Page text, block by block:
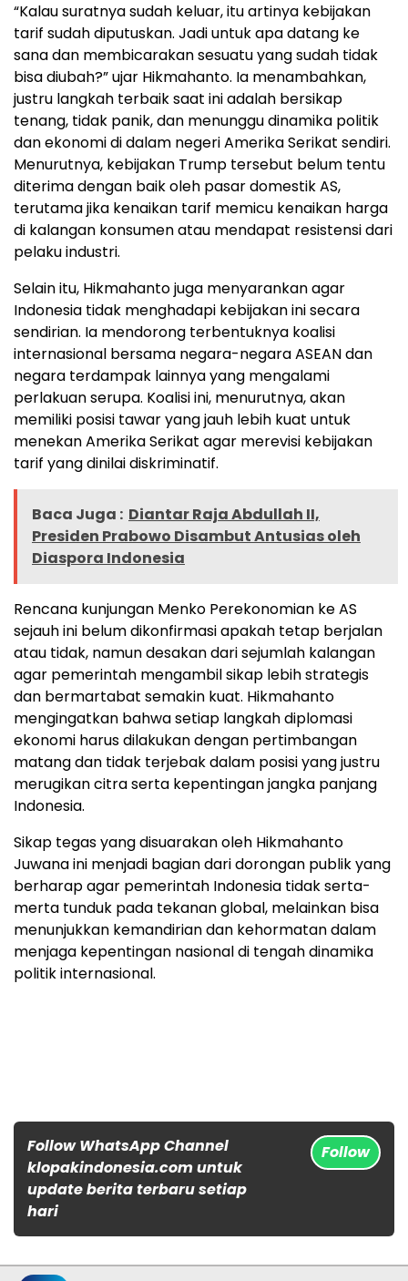
“Kalau suratnya sudah keluar, itu artinya kebijakan
tarif sudah diputuskan. Jadi untuk apa datang ke
sana dan membicarakan sesuatu yang sudah tidak
bisa diubah?” ujar Hikmahanto. Ia menambahkan,
justru langkah terbaik saat ini adalah bersikap
tenang, tidak panik, dan menunggu dinamika politik
dan ekonomi di dalam negeri Amerika Serikat sendiri.
Menurutnya, kebijakan Trump tersebut belum tentu
diterima dengan baik oleh pasar domestik AS,
terutama jika kenaikan tarif memicu kenaikan harga
di kalangan konsumen atau mendapat resistensi dari
pelaku industri.
Selain itu, Hikmahanto juga menyarankan agar
Indonesia tidak menghadapi kebijakan ini secara
sendirian. Ia mendorong terbentuknya koalisi
internasional bersama negara-negara ASEAN dan
negara terdampak lainnya yang mengalami
perlakuan serupa. Koalisi ini, menurutnya, akan
memiliki posisi tawar yang jauh lebih kuat untuk
menekan Amerika Serikat agar merevisi kebijakan
tarif yang dinilai diskriminatif.
Baca Juga : Diantar Raja Abdullah II,
Presiden Prabowo Disambut Antusias oleh
Diaspora Indonesia
Rencana kunjungan Menko Perekonomian ke AS
sejauh ini belum dikonfirmasi apakah tetap berjalan
atau tidak, namun desakan dari sejumlah kalangan
agar pemerintah mengambil sikap lebih strategis
dan bermartabat semakin kuat. Hikmahanto
mengingatkan bahwa setiap langkah diplomasi
ekonomi harus dilakukan dengan pertimbangan
matang dan tidak terjebak dalam posisi yang justru
merugikan citra serta kepentingan jangka panjang
Indonesia.
Sikap tegas yang disuarakan oleh Hikmahanto
Juwana ini menjadi bagian dari dorongan publik yang
berharap agar pemerintah Indonesia tidak serta-
merta tunduk pada tekanan global, melainkan bisa
menunjukkan kemandirian dan kehormatan dalam
menjaga kepentingan nasional di tengah dinamika
politik internasional.
Follow WhatsApp Channel
klopakindonesia.com untuk
update berita terbaru setiap
hari
Follow